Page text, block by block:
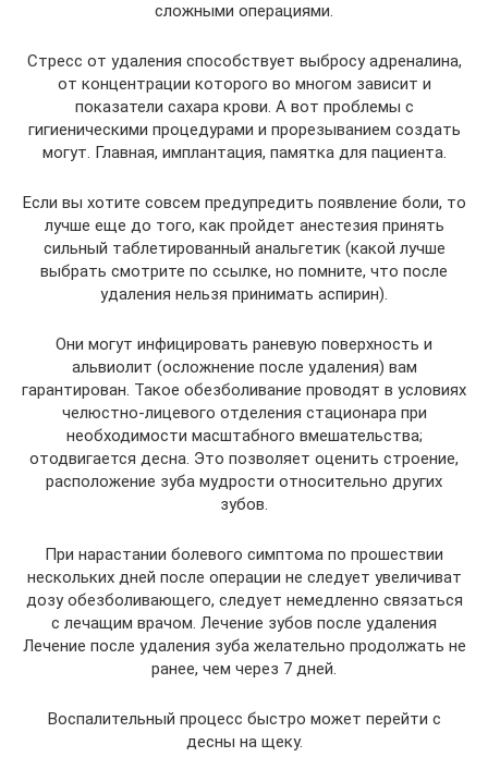
сложными операциями.
Стресс от удаления способствует выбросу адреналина,
от концентрации которого во многом зависит и
показатели сахара крови. А вот проблемы с
гигиеническими процедурами и прорезыванием создать
могут. Главная, имплантация, памятка для пациента.
Если вы хотите совсем предупредить появление боли, то
лучше еще до того, как пройдет анестезия принять
сильный таблетированный анальгетик (какой лучше
выбрать смотрите по ссылке, но помните, что после
удаления нельзя принимать аспирин).
Они могут инфицировать раневую поверхность и
альвиолит (осложнение после удаления) вам
гарантирован. Такое обезболивание проводят в условиях
челюстно-лицевого отделения стационара при
необходимости масштабного вмешательства;
отодвигается десна. Это позволяет оценить строение,
расположение зуба мудрости относительно других
зубов.
При нарастании болевого симптома по прошествии
нескольких дней после операции не следует увеличиват
дозу обезболивающего, следует немедленно связаться
с лечащим врачом. Лечение зубов после удаления
Лечение после удаления зуба желательно продолжать не
ранее, чем через 7 дней.
Воспалительный процесс быстро может перейти с
десны на щеку.